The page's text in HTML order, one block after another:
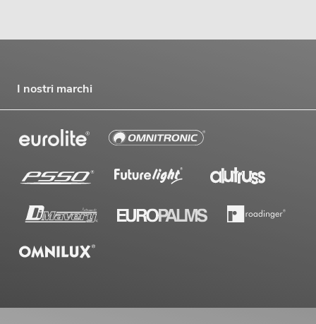
I nostri marchi